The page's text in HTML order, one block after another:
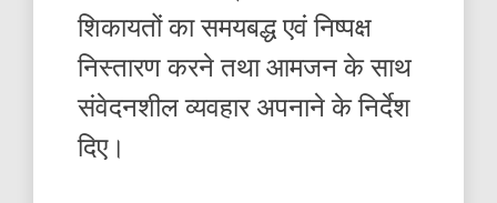
शिकायतों का समयबद्ध एवं निष्पक्ष
निस्तारण करने तथा आमजन के साथ
संवेदनशील व्यवहार अपनाने के निर्देश
दिए।